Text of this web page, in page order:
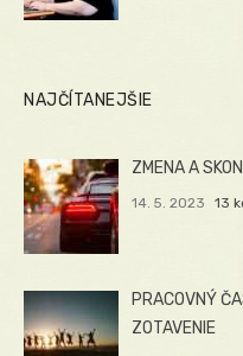
NAJČÍTANEJŠIE
ZMENA A
14. 5. 2023 13
PRACOVNÝ
ZOTAVENIE